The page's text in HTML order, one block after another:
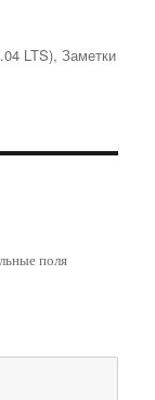
LTS),Заметки
поля